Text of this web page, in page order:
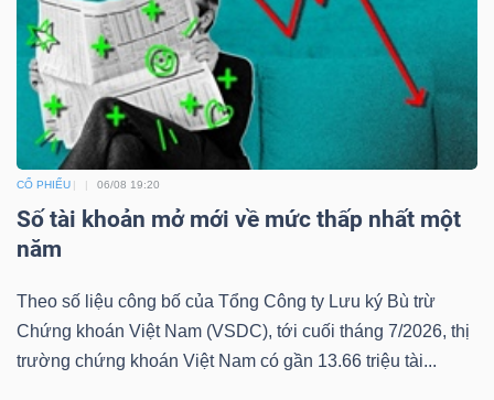
CỔ PHIẾU 06/08 19:20
Số tài khoản mở mới về mức thấp nhất một
năm
Theo số liệu công bố của Tổng Công ty Lưu ký Bù trừ
Chứng khoán Việt Nam (VSDC), tới cuối tháng 7/2026, thị
trường chứng khoán Việt Nam có gần 13.66 triệu tài...